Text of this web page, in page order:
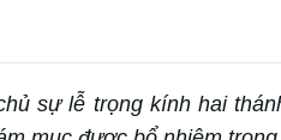
sự lễ trọng kính hai